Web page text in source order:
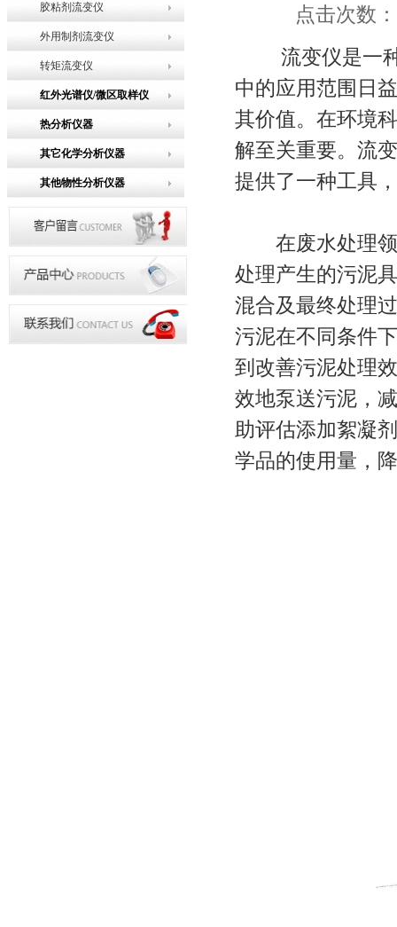
胶粘剂流变仪
外用制剂流变仪
转矩流变仪
红外光谱仪/微区取样仪
热分析仪器
其它化学分析仪器
其他物性分析仪器
点击次数
流变仪是一种
中的应用范围日
其价值。在环境
解至关重要。流
提供了一种工具
在废水处理领
处理产生的污泥
混合及最终处理
污泥在不同条件
到改善污泥处理
效地泵送污泥，
助评估添加絮凝
学品的使用量，